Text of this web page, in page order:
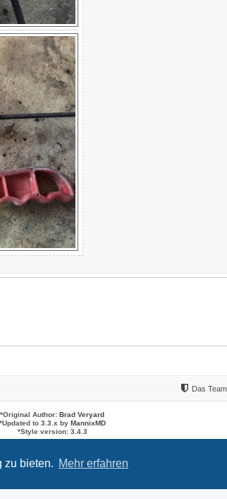
zu bieten. Mehr erfahren
Das Team
*Original Author: Brad Veryard
*Updated to 3.3.x by MannixMD
*Style version: 3.4.3
|Nutzungsbedingungen